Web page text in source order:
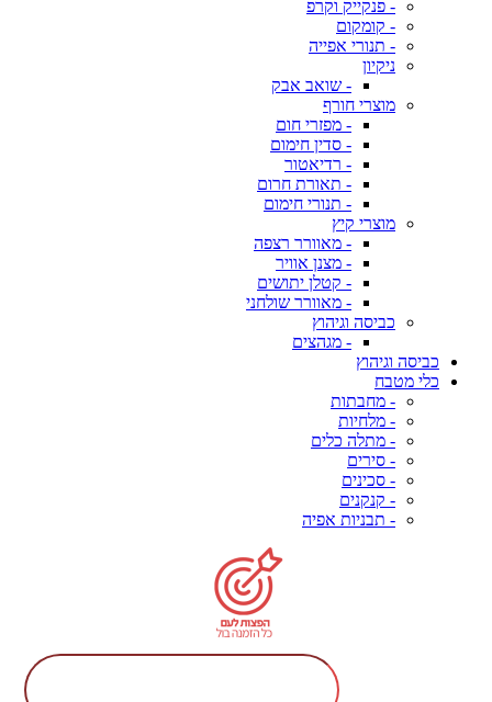
- פנקייק וקרפ
- קומקום
- תנורי אפייה
ניקיון
- שואב אבק
מוצרי חורף
- מפזרי חום
- סדין חימום
- רדיאטור
- תאורת חרום
- תנורי חימום
מוצרי קיץ
- מאוורר רצפה
- מצנן אוויר
- קטלן יתושים
- מאוורר שולחני
כביסה וגיהוץ
- מגהצים
כביסה וגיהוץ
כלי מטבח
- מחבתות
- מלחיות
- מתלה כלים
- סירים
- סכינים
- קנקנים
- תבניות אפיה